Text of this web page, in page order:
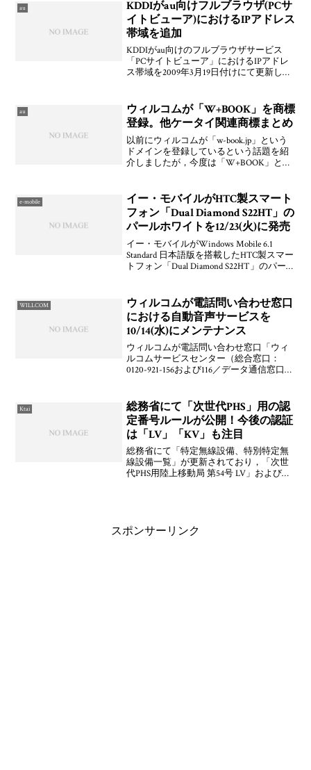
た，セミナー情報として「リテールテッ
ク・ジャパン200
au
KDDIがau向けフルブラウザ(PCサ
イトビューア)におけるIPアドレス
帯域を追加
KDDIがau向けのフルブラウザサービス
「PCサイトビューア」におけるIPアドレ
ス帯域を2009年3月19日付けにて更新して
ね。ドコモやソフトバンクのフルブラウ
ザは入
au
ウィルコムが「W+BOOK」を商標
登録。他ケータイ関連商標まとめ
以前にウィルコムが「w-book.jp」という
ドメインを登録しているという話題を紹
介しましたが，今度は「W+BOOK」とい
ると「W+BLOG」に絡んでいる感じです
かね。
e-mobile
イー・モバイルがHTC製スマート
フォン「Dual Diamond S22HT」の
パールホワイトを12/23(火)に発売
イー・モバイルがWindows Mobile 6.1
Standard 日本語版を搭載したHTC製スマー
トフォン「Dual Diamond S22HT」のパール
WILLCOM
ウィルコムが電話問い合わせ窓口
における自動音声サービスを
10/14(水)にメンテナンス
ウィルコムが電話問い合わせ窓口「ウィ
ルコムサービスセンター（総合窓口：
0120-921-156および116／データ通信窓口：
5:00に
Ktai
総務省にて「次世代PHS」用の認
定番号ルールが公開！今後の認証
は「LV」「KV」も注目
総務省にて「特定無線設備、特別特定無
線設備一覧」が更新されており，「次世
代PHS用陸上移動局 第54号 LV」および
スポンサーリンク